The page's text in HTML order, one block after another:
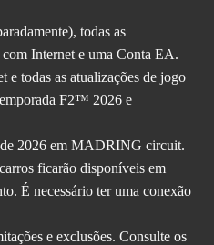
todas as
Internet e uma Conta EA.
e todas as atualizações de jogo
F2™ 2026 e
2026 em MADRING circuit.
ficarão disponíveis em
É necessário ter uma conexão
e exclusões. Consulte os